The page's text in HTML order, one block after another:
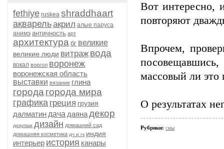
fethiye ruskea shraddhaart
акварельакрил алые паруса
анимэ античность арт
архитектура бг великие
великие люди витраж вода
вокал воргол воронеж
воронежская область
выставки вязание глина
города города мира
графика греция грузия
далматин дача даянадекор
декупаж дизайн домашний сад
домашняя косметика дч и гк индия
интерьер история канары
Вот интересно,
повторяют
Впрочем,
массовый ли это
О результатах
Рубрики: сны